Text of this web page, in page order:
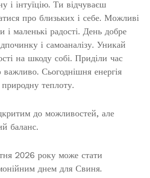
і інтуїцію. Ти відчуваєш
про близьких і себе. Можливі
і маленькі радості. День добре
і самоаналізу. Уникай
на шкоду собі. Приділи час
Сьогоднішня енергія
теплоту.
до можливостей, але
баланс.
2026 року може стати
днем для Свиня.